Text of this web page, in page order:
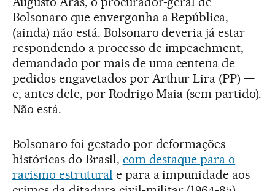
Bolsonaro que envergonha a República,
(ainda) não está. Bolsonaro deveria já estar
respondendo a processo de impeachment,
demandado por mais de uma centena de
pedidos engavetados por Arthur Lira (PP) —
e, antes dele, por Rodrigo Maia (sem partido).
Não está.
Bolsonaro foi gestado por deformações
históricas do Brasil, com destaque para o
racismo estrutural e para a impunidade aos